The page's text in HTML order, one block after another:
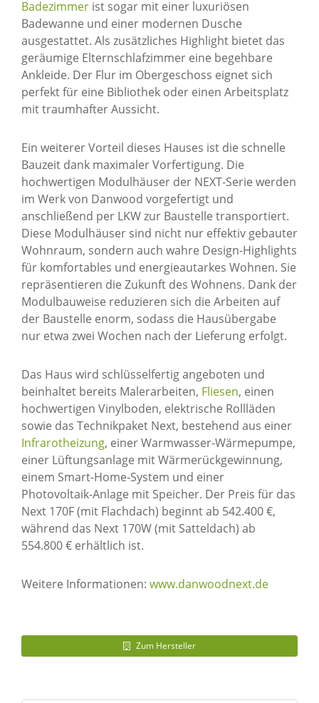
Badezimmer ist sogar mit einer luxuriösen
Badewanne und einer modernen Dusche
ausgestattet. Als zusätzliches Highlight bietet das
geräumige Elternschlafzimmer eine begehbare
Ankleide. Der Flur im Obergeschoss eignet sich
perfekt für eine Bibliothek oder einen Arbeitsplatz
mit traumhafter Aussicht.
Ein weiterer Vorteil dieses Hauses ist die schnelle
Bauzeit dank maximaler Vorfertigung. Die
hochwertigen Modulhäuser der NEXT-Serie werden
im Werk von Danwood vorgefertigt und
anschließend per LKW zur Baustelle transportiert.
Diese Modulhäuser sind nicht nur effektiv gebauter
Wohnraum, sondern auch wahre Design-Highlights
für komfortables und energieautarkes Wohnen. Sie
repräsentieren die Zukunft des Wohnens. Dank der
Modulbauweise reduzieren sich die Arbeiten auf
der Baustelle enorm, sodass die Hausübergabe
nur etwa zwei Wochen nach der Lieferung erfolgt.
Das Haus wird schlüsselfertig angeboten und
beinhaltet bereits Malerarbeiten, Fliesen, einen
hochwertigen Vinylboden, elektrische Rollläden
sowie das Technikpaket Next, bestehend aus einer
Infrarotheizung, einer Warmwasser-Wärmepumpe,
einer Lüftungsanlage mit Wärmerückgewinnung,
einem Smart-Home-System und einer
Photovoltaik-Anlage mit Speicher. Der Preis für das
Next 170F (mit Flachdach) beginnt ab 542.400 €,
während das Next 170W (mit Satteldach) ab
554.800 € erhältlich ist.
Weitere Informationen: www.danwoodnext.de
Zum Hersteller